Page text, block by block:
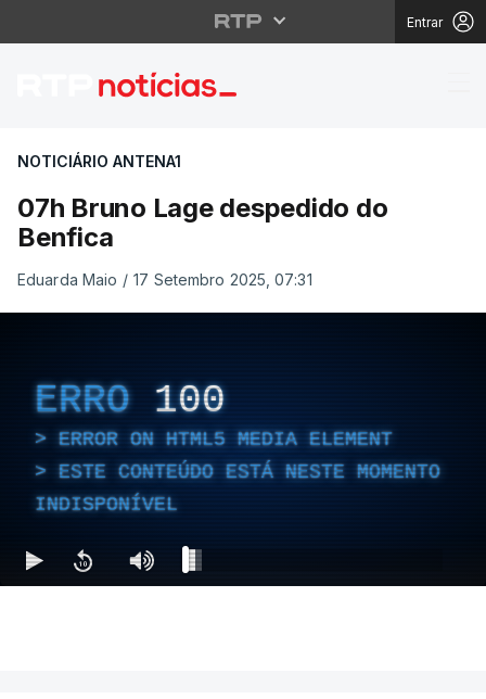
Entrar
07h Bruno Lage
NOTICIÁRIO ANTENA1
07h Bruno Lage despedido do
Benfica
Eduarda Maio / 17 Setembro 2025, 07:31
ERRO 100
ERROR ON HTML5 MEDIA ELEMENT
ESTE CONTEÚDO ESTÁ NESTE MOMENTO
INDISPONÍVEL